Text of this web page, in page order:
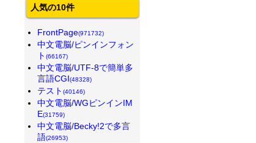
人気の10件
FrontPage(971732)
中文電脳/ピンインフォン
ト(66167)
中文電脳/UTF-8で簡単多
言語CGI(48328)
テスト(40146)
中文電脳/WGピンインIM
E(31759)
中文電脳/Becky!2で多言
語(26953)